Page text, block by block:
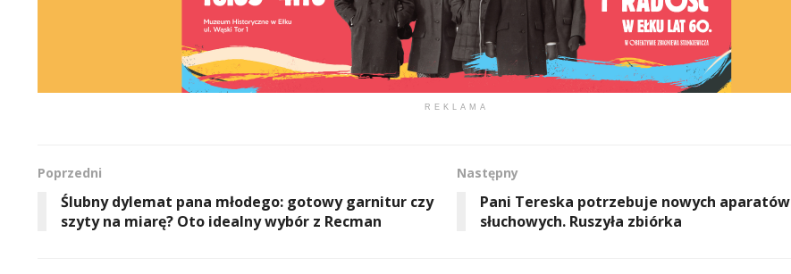
REKLAMA
Poprzedni
Ślubny dylemat pana młodego: gotowy garnitur czy
szyty na miarę? Oto idealny wybór z Recman
Następny
Pani Tereska potrzebuje nowych aparatów
słuchowych. Ruszyła zbiórka